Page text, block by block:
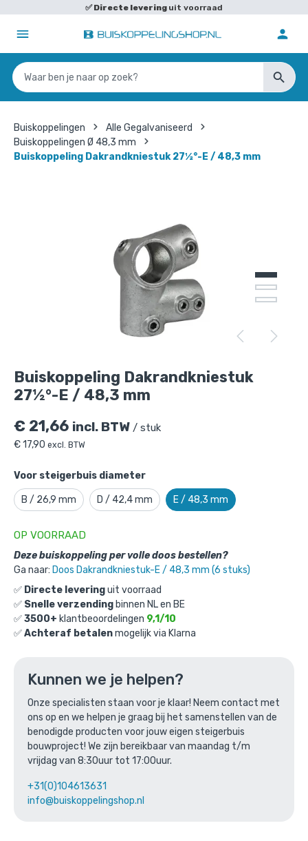
✅Directe levering uit voorraad
Buiskoppelingen
Alle Gegalvaniseerd
Buiskoppelingen Ø 48,3 mm
Buiskoppeling Dakrandkniestuk 27½°-E / 48,3 mm
Buiskoppeling Dakrandkniestuk
27½°-E / 48,3 mm
€ 21,66 incl. BTW / stuk
€17,90 excl. BTW
Voor steigerbuis diameter
B / 26,9 mm D / 42,4 mm E / 48,3 mm
OP VOORRAAD
Deze buiskoppeling per volle doos bestellen?
Ga naar: Doos Dakrandkniestuk-E / 48,3 mm (6 stuks)
✅ Directe leveringuit voorraad
✅ Snelle verzending binnen NL en BE
✅3500+ klantbeoordelingen 9,1/10
✅Achteraf betalenmogelijk via Klarna
Kunnen we je helpen?
Onze specialisten staan voor je klaar! Neem contact met
ons op en we helpen je graag bij het samenstellen van de
benodigde producten voor jouw eigen steigerbuis
bouwproject! We zijn bereikbaar van maandag t/m
vrijdag van 8:30uur tot 17:00uur.
+31(0)104613631
info@buiskoppelingshop.nl
Buiskoppeling Dakrandkniestuk 27½°-E
Buiskoppeling Dakrandkniestuk
27½°-E / 48,3 mm
Gekozen aantal: x
Productnummer: 101085E
incl. BTW / stuk
€ 17,90
Ga naar winkelmandje
Bovenstaande product wordt vaak
gecombineerd met: